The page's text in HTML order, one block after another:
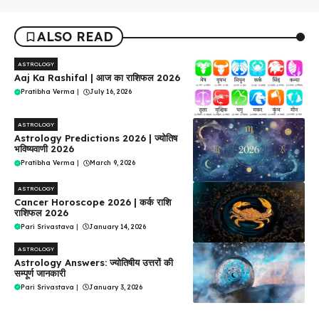
ALSO READ
ASTROLOGY
Aaj Ka Rashifal | आज का राशिफल 2026
Pratibha Verma | July 16, 2026
ASTROLOGY
Astrology Predictions 2026 | ज्योतिष
भविष्यवाणी 2026
Pratibha Verma | March 9, 2026
ASTROLOGY
Cancer Horoscope 2026 | कर्क राशि
राशिफल 2026
Pari Srivastava | January 14, 2026
ASTROLOGY
Astrology Answers: ज्योतिषीय उत्तरों की
सम्पूर्ण जानकारी
Pari Srivastava | January 3, 2026